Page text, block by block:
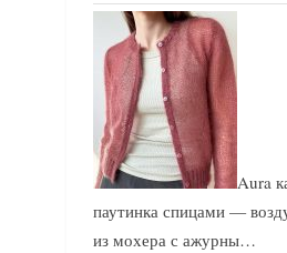
Aura
паутинка спицами —
из мохера с ажурны…